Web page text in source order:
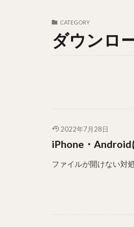
CATEGORY
ダウンロ
2022年7月28日
iPhone・Android
ファイルが開けない対